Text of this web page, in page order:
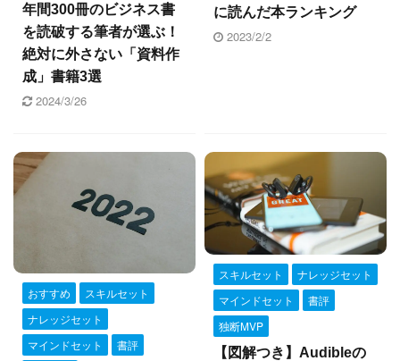
学院に勤務。年間300冊読むなかで、絶対に
オススメできる本だけを厳選して紹介しま
す。著書『投資としての読書』。
Books&Apps（https://blog.tinect.jp/）にもた
まに寄稿しています。Amazonアソシエイト
プログラム参加中。 執筆など仕事のご依頼
は、問い合わせフォームにてご連絡くださ
年間300冊のビジネス書
を読破する筆者が選ぶ！
絶対に外さない「資料作
成」書籍3選
2024/3/26
に読んだ本ランキング
2023/2/2
おすすめ
スキルセット
ナレッジセット
マインドセット
書評
スキルセット
ナレッジセット
マインドセット
書評
独断MVP
【図解つき】Audibleの